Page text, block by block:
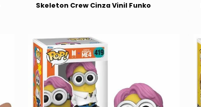
Skeleton Crew Cinza Vinil Funko